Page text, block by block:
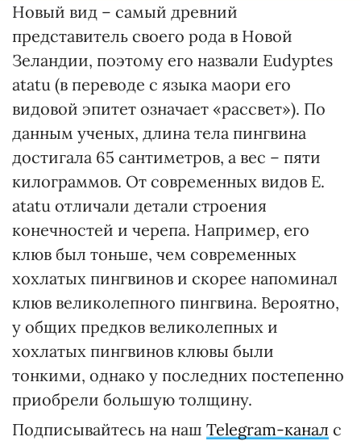
Новый вид – самый древний
представитель своего рода в Новой
Зеландии, поэтому его назвали Eudyptes
atatu (в переводе с языка маори его
видовой эпитет означает «рассвет»). По
данным ученых, длина тела пингвина
достигала 65 сантиметров, а вес – пяти
килограммов. От современных видов E.
atatu отличали детали строения
конечностей и черепа. Например, его
клюв был тоньше, чем современных
хохлатых пингвинов и скорее напоминал
клюв великолепного пингвина. Вероятно,
у общих предков великолепных и
хохлатых пингвинов клювы были
тонкими, однако у последних постепенно
приобрели большую толщину.
Подписывайтесь на наш Telegram-канал с